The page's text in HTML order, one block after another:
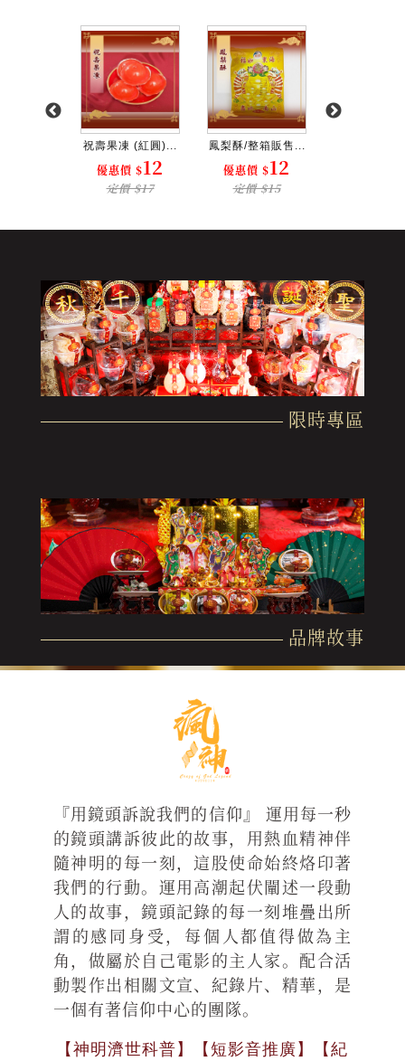
祝壽果凍 (紅圓)...
優惠價 $12
定價 $17
鳳梨酥/整箱販售...
優惠價 $12
定價 $15
限時專區
品牌故事
『用鏡頭訴說我們的信仰』 運用每一秒
的鏡頭講訴彼此的故事，用熱血精神伴
隨神明的每一刻，這股使命始終烙印著
我們的行動。運用高潮起伏闡述一段動
人的故事，鏡頭記錄的每一刻堆疊出所
謂的感同身受，每個人都值得做為主
角，做屬於自己電影的主人家。配合活
動製作出相關文宣、紀錄片、精華，是
一個有著信仰中心的團隊。
【神明濟世科普】【短影音推廣】【紀